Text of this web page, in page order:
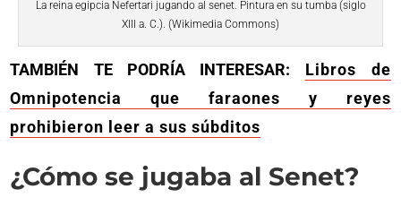
La reina egipcia Nefertari jugando al senet. Pintura en su tumba (siglo
XIII a. C.). (Wikimedia Commons)
TAMBIÉN TE PODRÍA INTERESAR:
Libros de
Omnipotencia que faraones y reyes
prohibieron leer a sus súbditos
¿Cómo se jugaba al Senet?